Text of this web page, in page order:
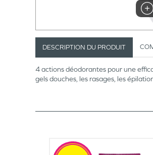
DESCRIPTION DU PRODUIT
4 actions déodorantes pour une
gels douches, les rasages, les